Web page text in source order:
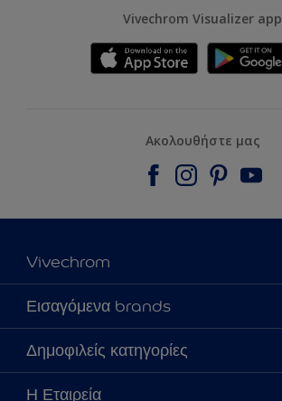
Vivechrom Visualizer app
Ακολουθήστε μας
Vivechrom
Εύρεση Καταστήματος
Επικοινωνία
Τα νέα μας
Εισαγόμενα brands
Dulux Trade
Hammerite
Δημοφιλείς κατηγορίες
Το Χρώμα της Χρονιάς 2020
Η Εταιρεία